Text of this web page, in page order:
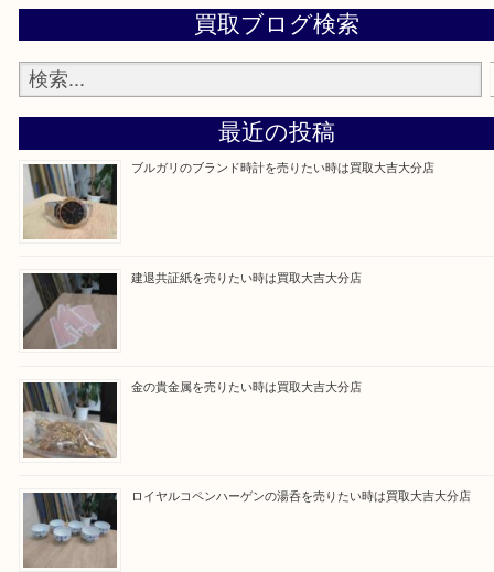
Facebook
Twitter
Line
買取ブログ検索
最近の投稿